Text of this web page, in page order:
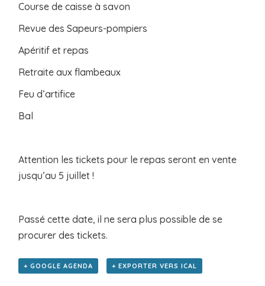
Course de caisse à savon
Revue des Sapeurs-pompiers
Apéritif et repas
Retraite aux flambeaux
Feu d’artifice
Bal
Attention les tickets pour le repas seront en vente
jusqu’au 5 juillet !
Passé cette date, il ne sera plus possible de se
procurer des tickets.
+ GOOGLE AGENDA + EXPORTER VERS ICAL